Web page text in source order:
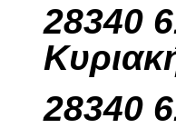
28340
28340